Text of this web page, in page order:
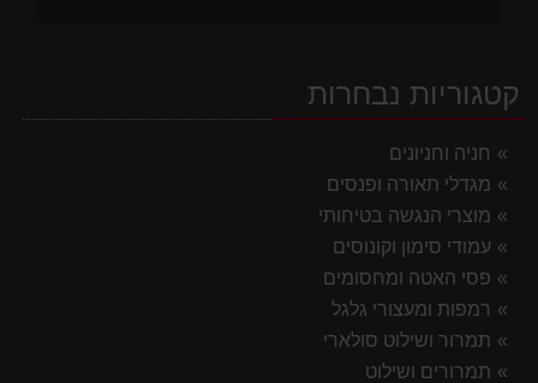
קטגוריות נבחרות
חניה וחניונים
מגדלי תאורה ופנסים
מוצרי הנגשה בטיחותי
עמודי סימון וקונוסים
פסי האטה ומחסומים
רמפות ומעצורי גלגל
תמרור ושילוט סולארי
תמרורים ושילוט